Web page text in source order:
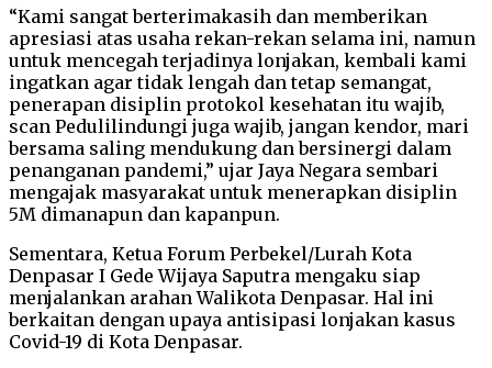
“Kami sangat berterimakasih dan memberikan
apresiasi atas usaha rekan-rekan selama ini, namun
untuk mencegah terjadinya lonjakan, kembali kami
ingatkan agar tidak lengah dan tetap semangat,
penerapan disiplin protokol kesehatan itu wajib,
scan Pedulilindungi juga wajib, jangan kendor, mari
bersama saling mendukung dan bersinergi dalam
penanganan pandemi,” ujar Jaya Negara sembari
mengajak masyarakat untuk menerapkan disiplin
5M dimanapun dan kapanpun.
Sementara, Ketua Forum Perbekel/Lurah Kota
Denpasar I Gede Wijaya Saputra mengaku siap
menjalankan arahan Walikota Denpasar. Hal ini
berkaitan dengan upaya antisipasi lonjakan kasus
Covid-19 di Kota Denpasar.